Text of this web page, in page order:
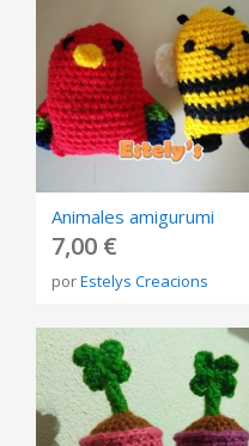
Animales amigurumi
7,00 €
porEstelys Creacions